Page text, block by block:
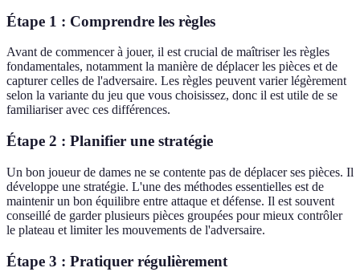
Étape 1 : Comprendre les règles
Avant de commencer à jouer, il est crucial de maîtriser les règles
fondamentales, notamment la manière de déplacer les pièces et de
capturer celles de l'adversaire. Les règles peuvent varier légèrement
selon la variante du jeu que vous choisissez, donc il est utile de se
familiariser avec ces différences.
Étape 2 : Planifier une stratégie
Un bon joueur de dames ne se contente pas de déplacer ses pièces. Il
développe une stratégie. L'une des méthodes essentielles est de
maintenir un bon équilibre entre attaque et défense. Il est souvent
conseillé de garder plusieurs pièces groupées pour mieux contrôler
le plateau et limiter les mouvements de l'adversaire.
Étape 3 : Pratiquer régulièrement